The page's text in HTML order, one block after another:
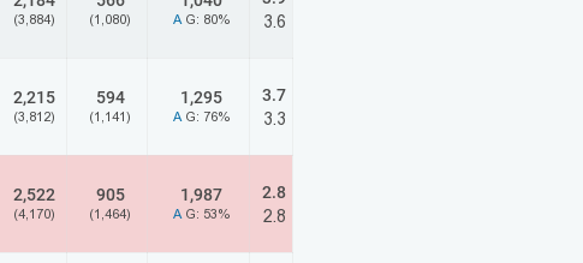
(3,884) (1,080) A G: 80%
3.6
2,215
(3,812)
594
(1,141)
1,295
A G: 76%
3.7
3.3
2,522
(4,170)
905
(1,464)
1,987
A G: 53%
2.8
2.8